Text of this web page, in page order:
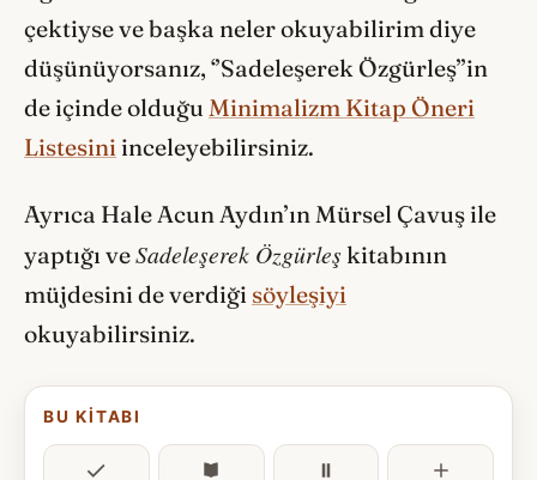
çektiyse ve başka neler okuyabilirim diye
düşünüyorsanız, ‘’Sadeleşerek Özgürleş’’in
de içinde olduğu Minimalizm Kitap Öneri
Listesini inceleyebilirsiniz.
Ayrıca Hale Acun Aydın’ın Mürsel Çavuş ile
yaptığı veSadeleşerek Özgürleş kitabının
müjdesini de verdiği söyleşiyi
okuyabilirsiniz.
BU KITABI